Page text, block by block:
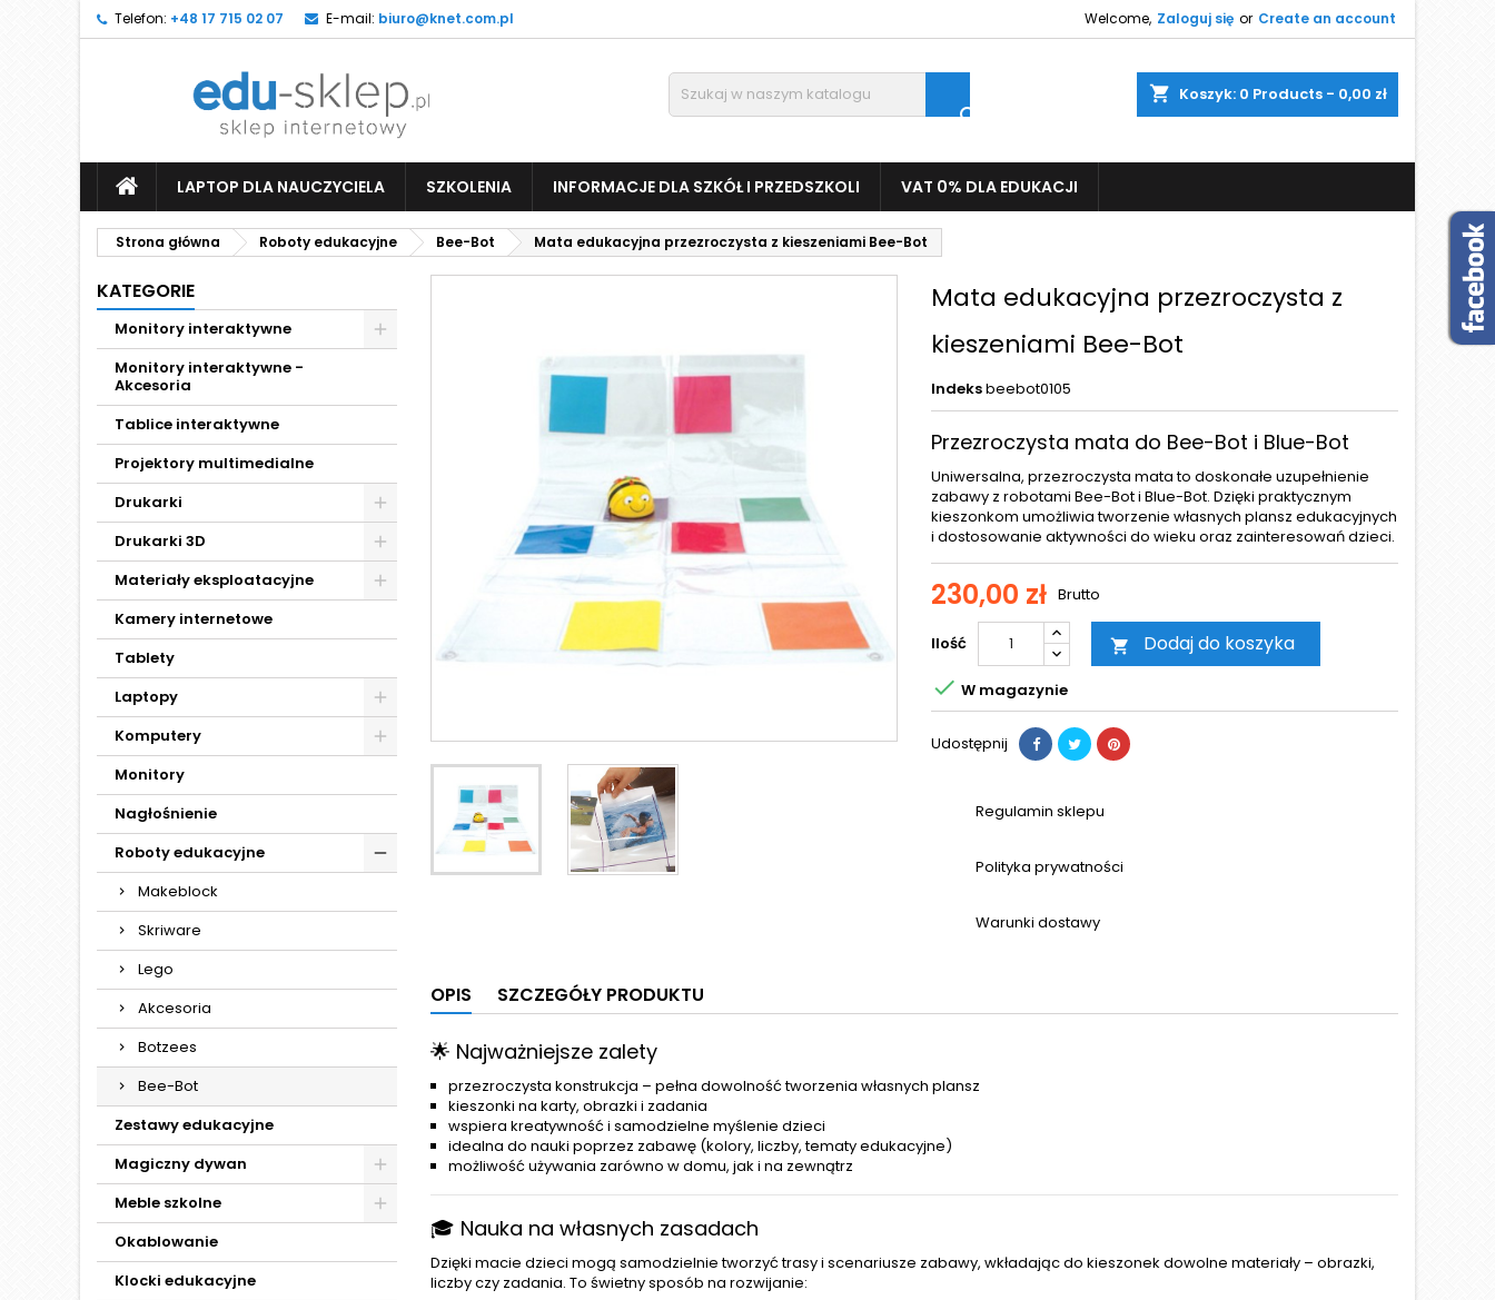
Telefon: +48 17 715 02 07 E-mail: biuro@knet.com.pl Welcome, Zaloguj się or Create an account
shopping_cart Koszyk: 0 Products - 0,00 zł

LAPTOP DLA NAUCZYCIELA SZKOLENIA INFORMACJE DLA SZKÓŁ I PRZEDSZKOLI VAT 0% DLA EDUKACJI
Strona główna Roboty edukacyjne Bee-Bot Mata edukacyjna przezroczysta z kieszeniami Bee-Bot
KATEGORIE
Monitory interaktywne
Monitory interaktywne -
Akcesoria
Tablice interaktywne
Projektory multimedialne
Drukarki
Drukarki 3D
Materiały eksploatacyjne
Kamery internetowe
Tablety
Laptopy
Komputery
Monitory
Nagłośnienie
Roboty edukacyjne
Makeblock
Skriware
Lego
Akcesoria
Botzees
Bee-Bot
Zestawy edukacyjne
Magiczny dywan
Meble szkolne
Okablowanie
Klocki edukacyjne
Mata edukacyjna przezroczysta z
kieszeniami Bee-Bot
Indeksbeebot0105
Przezroczysta mata do Bee-Bot i Blue-Bot
Uniwersalna, przezroczysta mata to doskonałe uzupełnienie
zabawy z robotami Bee-Bot i Blue-Bot. Dzięki praktycznym
kieszonkom umożliwia tworzenie własnych plansz edukacyjnych
i dostosowanie aktywności do wieku oraz zainteresowań dzieci.
230,00 zł Brutto
Ilość  Dodaj do koszyka
 W magazynie
Udostępnij
Regulamin sklepu
Polityka prywatności
Warunki dostawy
OPIS SZCZEGÓŁY PRODUKTU
🌟 Najważniejsze zalety
przezroczysta konstrukcja – pełna dowolność tworzenia własnych plansz
kieszonki na karty, obrazki i zadania
wspiera kreatywność i samodzielne myślenie dzieci
idealna do nauki poprzez zabawę (kolory, liczby, tematy edukacyjne)
możliwość używania zarówno w domu, jak i na zewnątrz
🎓 Nauka na własnych zasadach
Dzięki macie dzieci mogą samodzielnie tworzyć trasy i scenariusze zabawy, wkładając do kieszonek dowolne materiały – obrazki,
liczby czy zadania. To świetny sposób na rozwijanie: